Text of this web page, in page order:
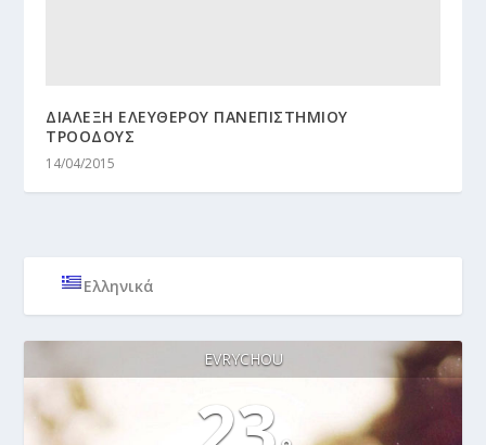
ΔΙΑΛΕΞΗ ΕΛΕΥΘΕΡΟΥ ΠΑΝΕΠΙΣΤΗΜΙΟΥ
ΤΡΟΟΔΟΥΣ
14/04/2015
Ελληνικά
EVRYCHOU